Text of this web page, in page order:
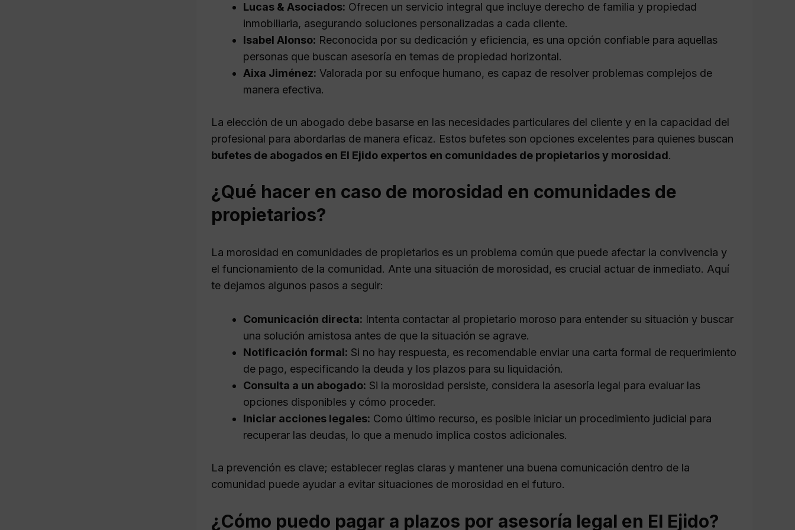
Lucas & Asociados: Ofrecen un servicio integral que incluye derecho de familia y propiedad
inmobiliaria, asegurando soluciones personalizadas a cada cliente.
Isabel Alonso: Reconocida por su dedicación y eficiencia, es una opción confiable para aquellas
personas que buscan asesoría en temas de propiedad horizontal.
Aixa Jiménez: Valorada por su enfoque humano, es capaz de resolver problemas complejos de
manera efectiva.
La elección de un abogado debe basarse en las necesidades particulares del cliente y en la capacidad del
profesional para abordarlas de manera eficaz. Estos bufetes son opciones excelentes para quienes buscan
bufetes de abogados en El Ejido expertos en comunidades de propietarios y morosidad.
¿Qué hacer en caso de morosidad en comunidades de
propietarios?
La morosidad en comunidades de propietarios es un problema común que puede afectar la convivencia y
el funcionamiento de la comunidad. Ante una situación de morosidad, es crucial actuar de inmediato. Aquí
te dejamos algunos pasos a seguir:
Comunicación directa: Intenta contactar al propietario moroso para entender su situación y buscar
una solución amistosa antes de que la situación se agrave.
Notificación formal: Si no hay respuesta, es recomendable enviar una carta formal de requerimiento
de pago, especificando la deuda y los plazos para su liquidación.
Consulta a un abogado: Si la morosidad persiste, considera la asesoría legal para evaluar las
opciones disponibles y cómo proceder.
Iniciar acciones legales: Como último recurso, es posible iniciar un procedimiento judicial para
recuperar las deudas, lo que a menudo implica costos adicionales.
La prevención es clave; establecer reglas claras y mantener una buena comunicación dentro de la
comunidad puede ayudar a evitar situaciones de morosidad en el futuro.
¿Cómo puedo pagar a plazos por asesoría legal en El Ejido?